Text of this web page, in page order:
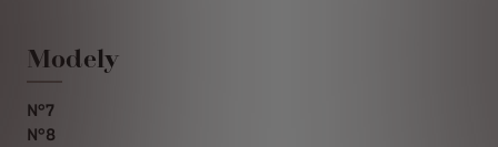
Modely
N°7
N°8